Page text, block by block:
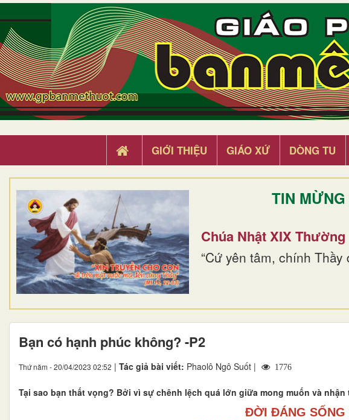
GIỚI THIỆU GIÁO XỨ DÒNG TU
TIN
Chúa Nhật XIX
“Cứ yên tâm, chính
Bạn có hạnh phúc không? -P2
Thứ năm - 20/04/2023 02:52 | Tác giả bài viết: Phaolô Ngô Suốt | 1776
Tại sao bạn thất vọng? Bởi vì sự chênh lệch quá lớn giữa mong muốn và nhận
ĐỜI ĐÁNG SỐNG